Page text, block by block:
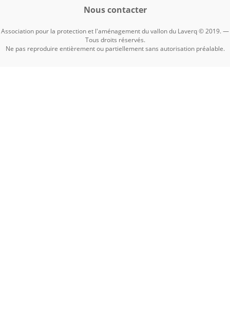
Nous contacter
Association pour la protection et l'aménagement du vallon du Laverq © 2019. —
Tous droits réservés.
Ne pas reproduire entièrement ou partiellement sans autorisation préalable.